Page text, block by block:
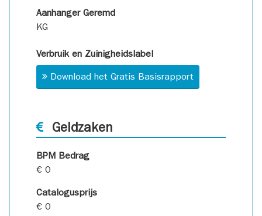
Aanhanger Geremd
KG
Verbruik en Zuinigheidslabel
Download het Gratis Basisrapport
Geldzaken
BPM Bedrag
€ 0
Catalogusprijs
€ 0